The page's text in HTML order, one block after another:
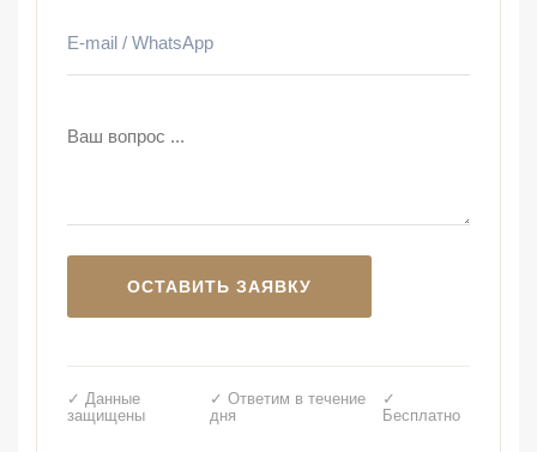
✓ Данные
защищены
✓ Ответим в течение
дня
✓
Бесплатно